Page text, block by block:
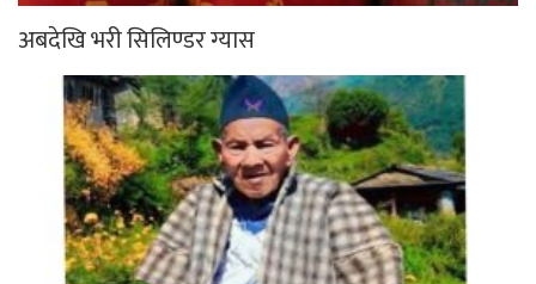
अबदेखि भरी सिलिण्डर ग्यास